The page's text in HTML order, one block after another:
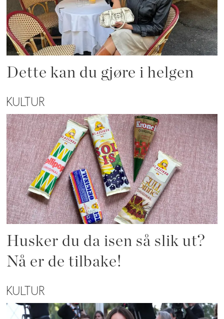
Dette kan du gjøre i helgen
KULTUR
Husker du da isen så slik ut?
Nå er de tilbake!
KULTUR